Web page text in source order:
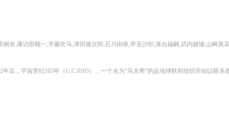
奈,诹访部顺一,齐藤壮马,津田健次郎,石川由依,早见沙织,落合福嗣,武内骏辅,山崎真花,永濑安奈,佐藤日